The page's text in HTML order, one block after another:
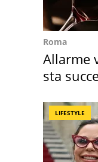
Roma
Allarme
sta
LIFESTYLE